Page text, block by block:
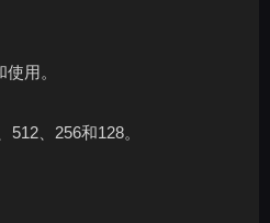
用。
512、256和128。